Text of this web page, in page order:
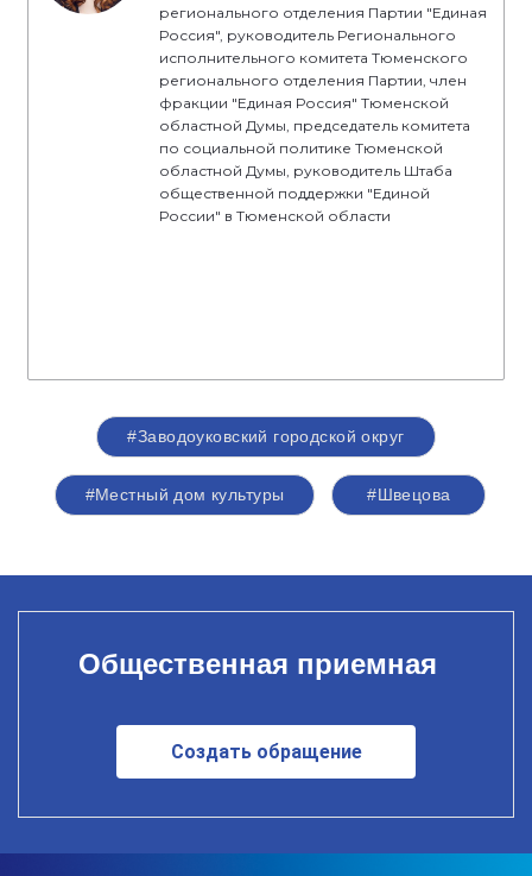
регионального отделения Партии "Единая
Россия", руководитель Регионального
исполнительного комитета Тюменского
регионального отделения Партии, член
фракции "Единая Россия" Тюменской
областной Думы, председатель комитета
по социальной политике Тюменской
областной Думы, руководитель Штаба
общественной поддержки "Единой
России" в Тюменской области
#Заводоуковский городской округ
#Местный дом культуры #Швецова
Общественная приемная
Создать обращение